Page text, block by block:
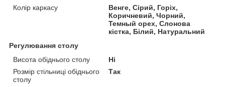
Колір каркасу
Венге, Сірий, Горіх,
Коричневий, Чорний,
Темный орех, Слонова
кістка, Білий, Натуральний
Регулювання столу
Висота обіднього столу
Ні
Розмір стільниці обіднього
столу
Так